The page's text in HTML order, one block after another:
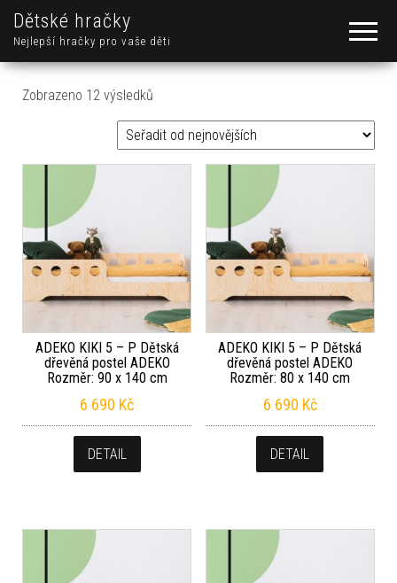
Dětské hračky
Nejlepší hračky pro vaše děti
Zobrazeno 12 výsledků
ADEKO KIKI 5 – P Dětská
dřevěná postel ADEKO
Rozměr: 90 x 140 cm
6 690 Kč
DETAIL
ADEKO KIKI 5 – P Dětská
dřevěná postel ADEKO
Rozměr: 80 x 140 cm
6 690 Kč
DETAIL